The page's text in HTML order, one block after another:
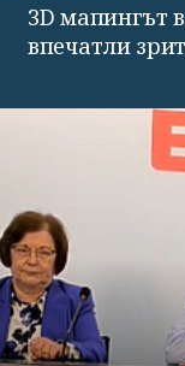
3D мапингът
впечатли